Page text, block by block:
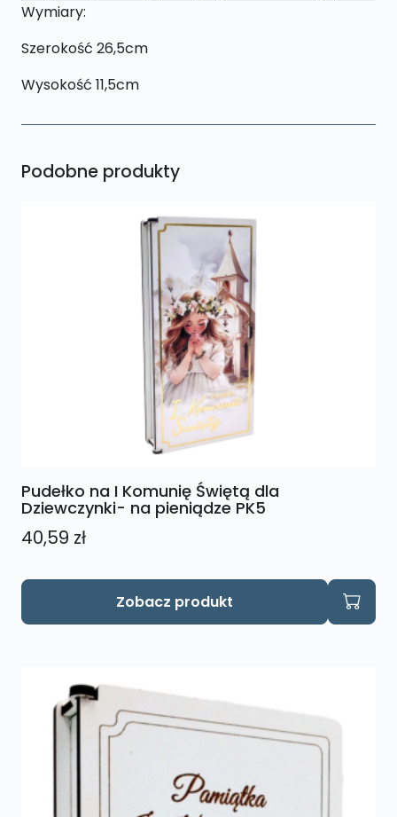
Wymiary:
Szerokość 26,5cm
Wysokość 11,5cm
Podobne produkty
Pudełko na I Komunię Świętą dla
Dziewczynki- na pieniądze PK5
40,59 zł
Zobacz produkt